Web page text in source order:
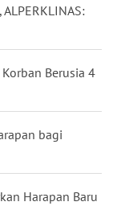
Berusia 4
bagi
Harapan Baru